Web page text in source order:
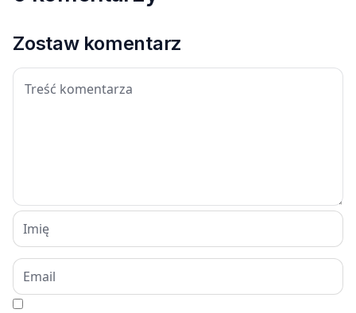
Zostaw komentarz